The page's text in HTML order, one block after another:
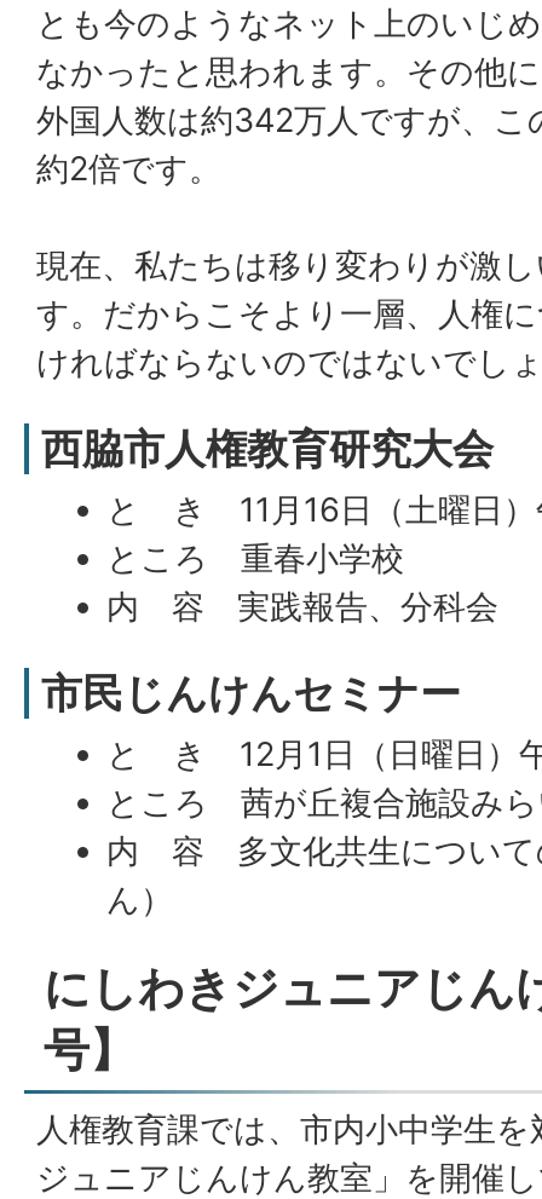
とも今のようなネット上のいじ
なかったと思われます。その他
外国人数は約342万人ですが、こ
約2倍です。
現在、私たちは移り変わりが激
す。だからこそより一層、人権
ければならないのではないでし
西脇市人権教育研究大会
と き 11月16日（土曜日）
ところ 重春小学校
内 容 実践報告、分科会
市民じんけんセミナー
と き 12月1日（日曜日）
ところ 茜が丘複合施設み
内 容 多文化共生について
ん）
にしわきジュニアじん
号】
人権教育課では、市内小中学生
ジュニアじんけん教室」を開催